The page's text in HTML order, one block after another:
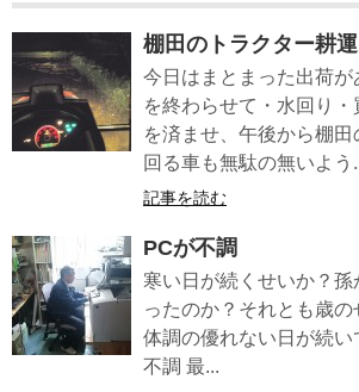
棚田のトラクター耕
今日はまとまった出荷
を終わらせて・水回り
を済ませ、午後から棚田
回る車も無駄の無いよう
記事を読む
PCが不調
寒い日が続くせいか？孫
ったのか？それとも歳
体調の優れない日が続
不調 最...